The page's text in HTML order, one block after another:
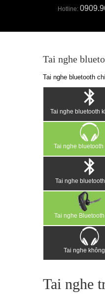
Hotline:
Tai nghe
Tai nghe bluetooth
Tai nghe bluetooth
Tai nghe bluetooth
Tai nghe
Tai nghe
Tai nghe
Tai nghe